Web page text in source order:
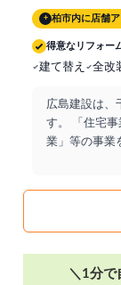
+ 柏市内に店舗ア
得意なリフォー
建て替え 全改
広島建設は、
す。 「住宅
業」等の事業
＼1分で